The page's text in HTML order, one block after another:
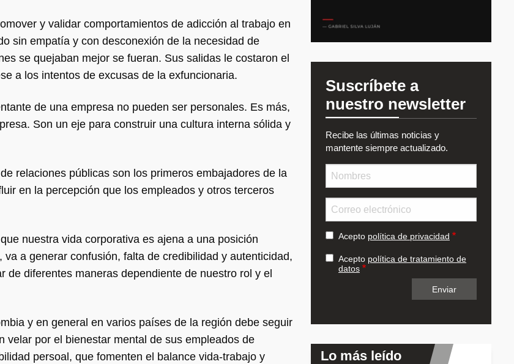
y validar comportamientos de adicción al trabajo en
sin empatía y con desconexión de la necesidad de
se quejaban mejor se fueran. Sus salidas le costaron el
a los intentos de excusas de la exfuncionaria.
de una empresa no pueden ser personales. Es más,
Son un eje para construir una cultura interna sólida y
relaciones públicas son los primeros embajadores de la
en la percepción que los empleados y otros terceros
nuestra vida corporativa es ajena a una posición
a generar confusión, falta de credibilidad y autenticidad,
diferentes maneras dependiente de nuestro rol y el
y en general en varios países de la región debe seguir
por el bienestar mental de sus empleados de
persoal, que fomenten el balance vida-trabajo y
Suscríbete a
nuestro newsletter
Recibe las últimas noticias y
mantente siempre actualizado.
Acepto política de privacidad
Acepto política de tratamiento de
datos
Lo más leído